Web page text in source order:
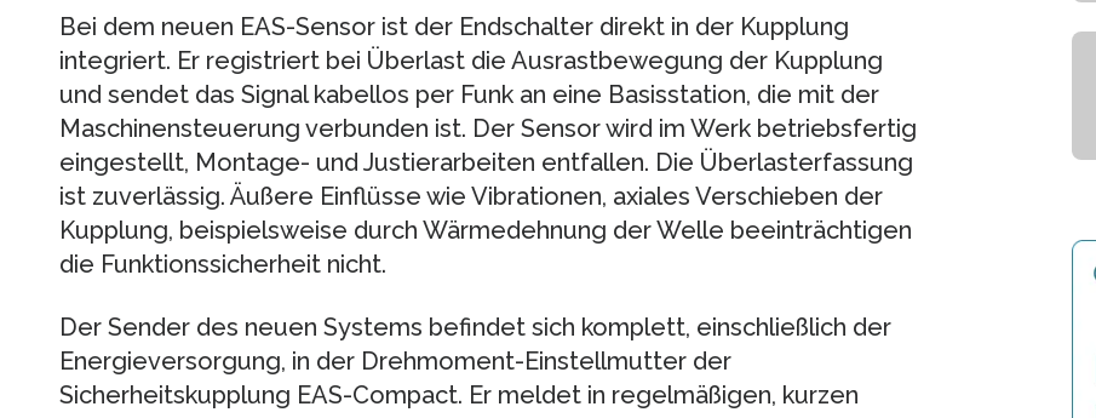
Bei dem neuen EAS-Sensor ist der Endschalter direkt in der Kupplung
integriert. Er registriert bei Überlast die Ausrastbewegung der Kupplung
und sendet das Signal kabellos per Funk an eine Basisstation, die mit der
Maschinensteuerung verbunden ist. Der Sensor wird im Werk betriebsfertig
eingestellt, Montage- und Justierarbeiten entfallen. Die Überlasterfassung
ist zuverlässig. Äußere Einflüsse wie Vibrationen, axiales Verschieben der
Kupplung, beispielsweise durch Wärmedehnung der Welle beeinträchtigen
die Funktionssicherheit nicht.
Der Sender des neuen Systems befindet sich komplett, einschließlich der
Energieversorgung, in der Drehmoment-Einstellmutter der
Sicherheitskupplung EAS-Compact. Er meldet in regelmäßigen, kurzen